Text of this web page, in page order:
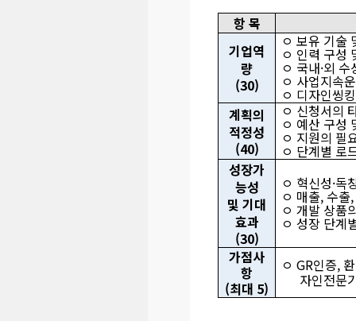
항 목
기업역
량
(30)
ㅇ 보유 기술
ㅇ 인력 구성
ㅇ 국내·외
ㅇ 사업지속
ㅇ 디자인씽
계획의
적정성
(40)
ㅇ 신청서의
ㅇ 예산 구성
ㅇ 지원의 필
ㅇ 단계별 로
성장가
능성
및 기대
효과
(30)
ㅇ 혁신성·독
ㅇ 매출, 수
ㅇ 개발 상품
ㅇ 성장 단계
가점사
항
(최대 5)
ㅇ GR인증,
자인전문